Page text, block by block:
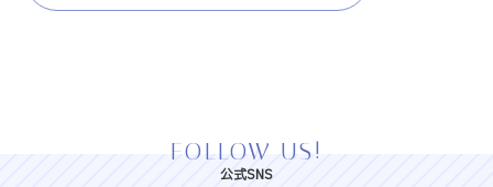
FOLLOW US!
公式SNS